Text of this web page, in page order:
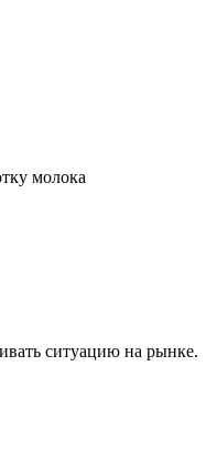
молока
ситуацию на рынке.